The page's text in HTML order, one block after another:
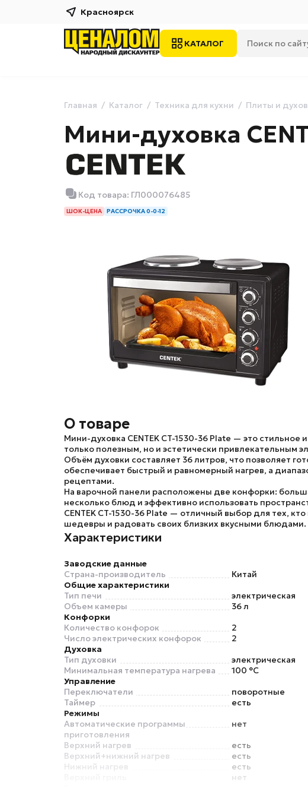
Красноярск
КАТАЛОГ
Главная Каталог Техника для кухни Плиты и
Мини-духовка
Код товара: ГЛ000076485
ШОК-ЦЕНА РАССРОЧКА 0-0-12
О товаре
Мини-духовка CENTEK CT-1530-36 Plate — это стильное
только полезным, но и эстетически привлекательным
Объём духовки составляет 36 литров, что позволяет
обеспечивает быстрый и равномерный нагрев, а
рецептами.
На варочной панели расположены две конфорки:
несколько блюд и эффективно использовать
CENTEK CT-1530-36 Plate — отличный выбор для тех, кто
шедевры и радовать своих близких вкусными блюдами.
Характеристики
Заводские данные
Страна-производитель
Китай
Общие характеристики
Тип печи
электрическая
Объем камеры
36 л
Конфорки
Количество конфорок
2
Число электрических конфорок
2
Духовка
Тип духовки
электрическая
Минимальная температура нагрева
100 °C
Управление
Переключатели
поворотные
Таймер
есть
Режимы
Автоматические программы
приготовления
нет
Верхний нагрев
есть
Верхний+нижний нагрев
есть
Нижний нагрев
есть
нет